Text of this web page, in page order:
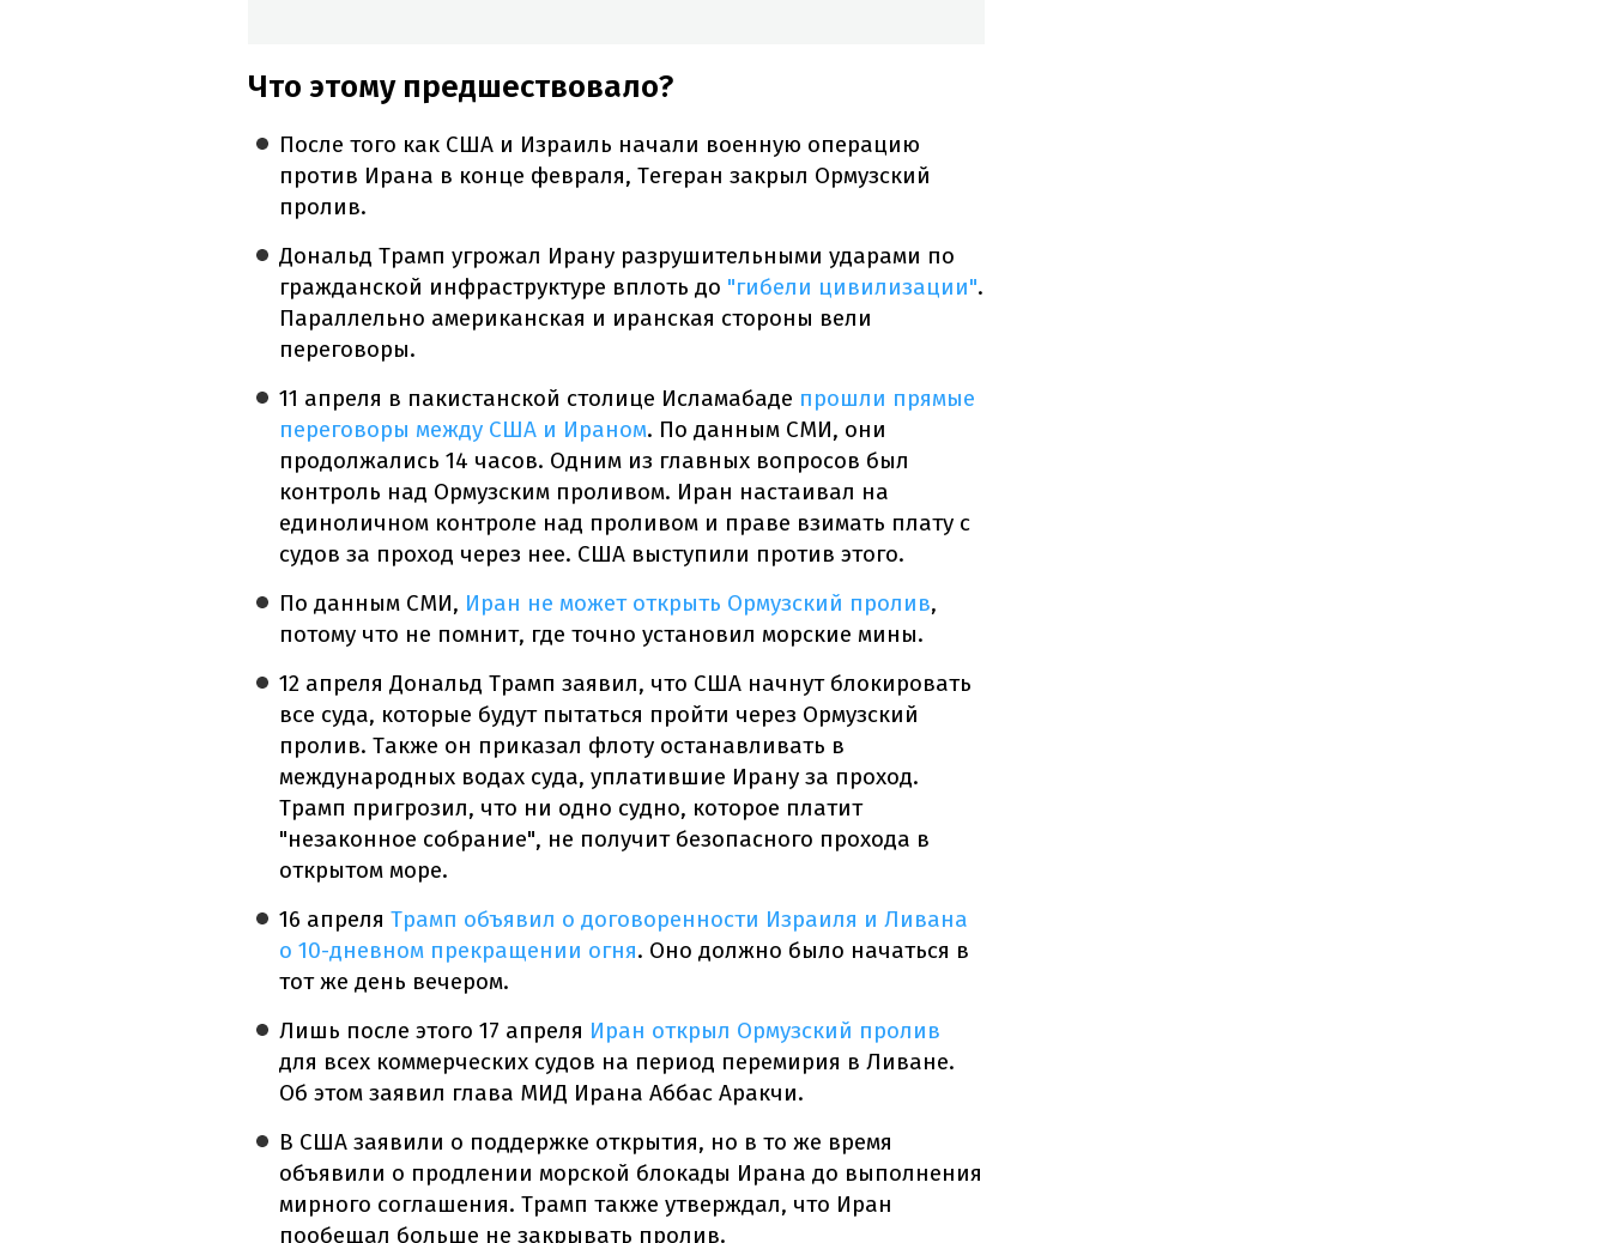
Что этому предшествовало?
После того как США и Израиль начали военную операцию
против Ирана в конце февраля, Тегеран закрыл Ормузский
пролив.
Дональд Трамп угрожал Ирану разрушительными ударами по
гражданской инфраструктуре вплоть до "гибели цивилизации".
Параллельно американская и иранская стороны вели
переговоры.
11 апреля в пакистанской столице Исламабаде прошли прямые
переговоры между США и Ираном. По данным СМИ, они
продолжались 14 часов. Одним из главных вопросов был
контроль над Ормузским проливом. Иран настаивал на
единоличном контроле над проливом и праве взимать плату с
судов за проход через нее. США выступили против этого.
По данным СМИ, Иран не может открыть Ормузский пролив,
потому что не помнит, где точно установил морские мины.
12 апреля Дональд Трамп заявил, что США начнут блокировать
все суда, которые будут пытаться пройти через Ормузский
пролив. Также он приказал флоту останавливать в
международных водах суда, уплатившие Ирану за проход.
Трамп пригрозил, что ни одно судно, которое платит
"незаконное собрание", не получит безопасного прохода в
открытом море.
16 апреляТрамп объявил о договоренности Израиля и Ливана
о 10-дневном прекращении огня. Оно должно было начаться в
тот же день вечером.
Лишь после этого 17 апреля Иран открыл Ормузский пролив
для всех коммерческих судов на период перемирия в Ливане.
Об этом заявил глава МИД Ирана Аббас Аракчи.
В США заявили о поддержке открытия, но в то же время
объявили о продлении морской блокады Ирана до выполнения
мирного соглашения. Трамп также утверждал, что Иран
пообещал больше не закрывать пролив.